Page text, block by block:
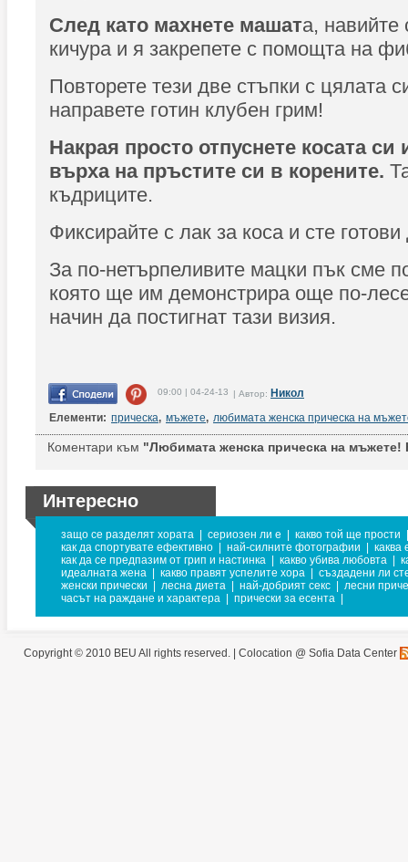
След като махнете машата, навийте
кичура и я закрепете с помощта на
Повторете тези две стъпки с цялата
направете готин клубен грим!
Накрая просто отпуснете косата
върха на пръстите си в корените.
къдриците.
Фиксирайте с лак за коса и сте
За по-нетърпеливите мацки пък сме
която ще им демонстрира още по-
начин да постигнат тази визия.
09:00 | 04-24-13 | Автор: Никол
Елементи: прическа, мъжете, любимата женска прическа на
Коментари към "Любимата женска прическа на мъжете!
Интересно
защо се разделят хората сериозен ли е какво той ще прости
как да спортувате ефективно
най-силните фотографии
каква
как да се предпазим от грип и настинка
какво убива любовта
идеалната жена
какво правят успелите хора
създадени ли
женски прически
лесна диета най-добрият секс
лесни
часът на раждане и характера
прически за есента
Copyright © 2010 BEU All rights reserved. | Colocation @ Sofia Data Center